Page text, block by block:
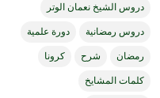
دروس الشيخ نعمان الوتر
دروس رمضانية دورة علمية
رمضان شرح كرونا
كلمات المشايخ